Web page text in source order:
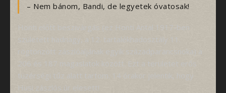
– Nem bánom, Bandi, de legyetek óvatosak!
Honti előtt beszivárgás (ez Honti Antal 1917-ben
született hadnagy, a 12. tartalékhadosztály 11.
rögtönzött zászlóaljának egyik századparancsnoka) a
tüzérségi tűz alatt tartom. 14 órakor jelentik, hogy
Husi zászlós úr elesett!